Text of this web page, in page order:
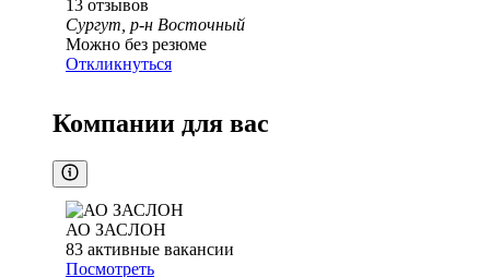
13 отзывов
Сургут, р-н Восточный
Можно без резюме
Откликнуться
Компании для вас
АО ЗАСЛОН
83 активные вакансии
Посмотреть